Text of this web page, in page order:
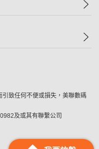
致任何不便或損失，美聯數碼
及或其有聯繫公司